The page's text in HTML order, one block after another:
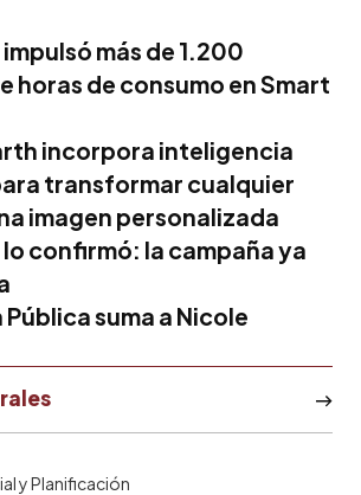
impulsó más de 1.200
horas de consumo en Smart
incorpora inteligencia
transformar cualquier
imagen personalizada
lo confirmó: la campaña ya
suma a Nicole
y Planificación